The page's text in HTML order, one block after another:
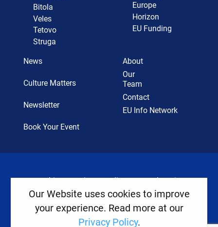
Bitola
Veles
Tetovo
Struga
Europe
Horizon
EU Funding
News
Culture Matters
Newsletter
Book Your Event
About
Our
Team
Contact
EU Info Network
Copyright ©2026Europe House
Cookies Privacy Policy Legal Notice
Our Website uses cookies to improve
your experience. Read more at our
Privacy Policy.